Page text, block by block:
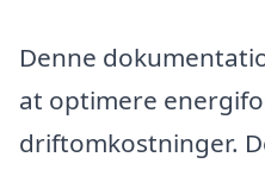
Denne
at optimere
driftomkostninger.